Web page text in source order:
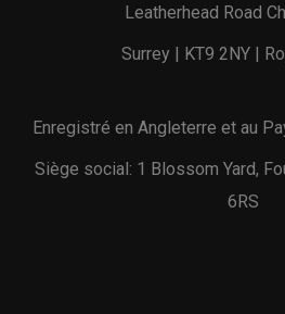
Leatherhead Road
Surrey | KT9 2NY |
Enregistré en Angleterre et au
Siège social: 1 Blossom Yard,
6RS